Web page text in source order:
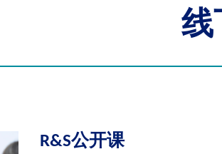
线
R&S公开课